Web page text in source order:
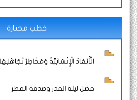
خطب مختارة
الْأَبْعَادُ الْإِنْسَانِيَّةُ وَمَخَاطِرُ تَجَاهُلِهَا
فضل ليلة القدر وصدقة الفطر